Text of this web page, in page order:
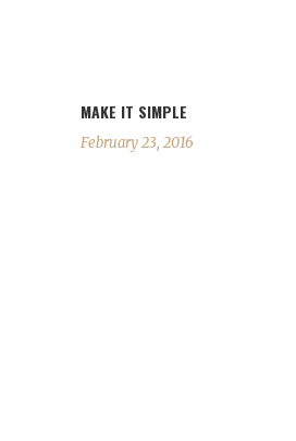
MAKE IT SIMPLE
February 23, 2016